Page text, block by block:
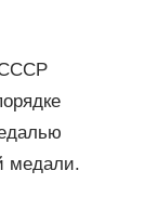
СССР
медали.